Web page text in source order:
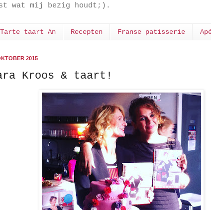
wat mij bezig houdt;).
Tarte taart An Recepten Franse patisserie
2015
Kroos & taart!